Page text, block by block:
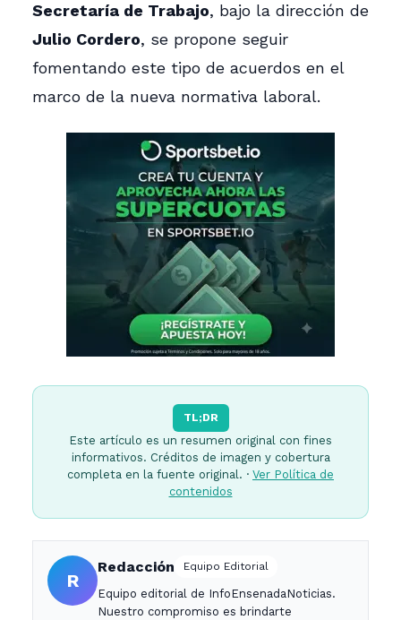
Secretaría de Trabajo, bajo la dirección de
Julio Cordero, se propone seguir
fomentando este tipo de acuerdos en el
marco de la nueva normativa laboral.
TL;DR
Este artículo es un resumen original con fines
informativos. Créditos de imagen y cobertura
completa en la fuente original. · Ver Política de
contenidos
R
Redacción Equipo Editorial
Equipo editorial de InfoEnsenadaNoticias.
Nuestro compromiso es brindarte